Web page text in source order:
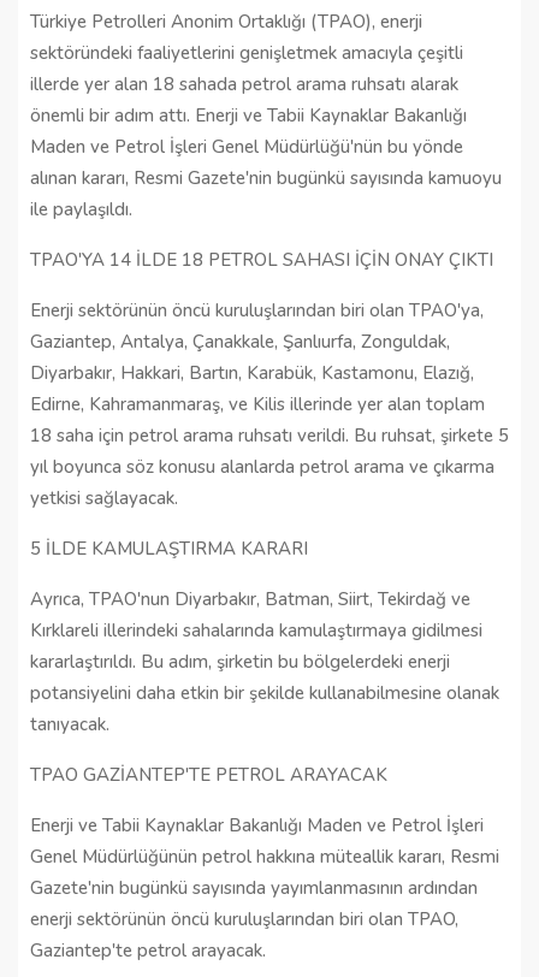
Türkiye Petrolleri Anonim Ortaklığı (TPAO), enerji
sektöründeki faaliyetlerini genişletmek amacıyla çeşitli
illerde yer alan 18 sahada petrol arama ruhsatı alarak
önemli bir adım attı. Enerji ve Tabii Kaynaklar Bakanlığı
Maden ve Petrol İşleri Genel Müdürlüğü'nün bu yönde
alınan kararı, Resmi Gazete'nin bugünkü sayısında kamuoyu
ile paylaşıldı.
TPAO'YA 14 İLDE 18 PETROL SAHASI İÇİN ONAY ÇIKTI
Enerji sektörünün öncü kuruluşlarından biri olan TPAO'ya,
Gaziantep, Antalya, Çanakkale, Şanlıurfa, Zonguldak,
Diyarbakır, Hakkari, Bartın, Karabük, Kastamonu, Elazığ,
Edirne, Kahramanmaraş, ve Kilis illerinde yer alan toplam
18 saha için petrol arama ruhsatı verildi. Bu ruhsat, şirkete 5
yıl boyunca söz konusu alanlarda petrol arama ve çıkarma
yetkisi sağlayacak.
5 İLDE KAMULAŞTIRMA KARARI
Ayrıca, TPAO'nun Diyarbakır, Batman, Siirt, Tekirdağ ve
Kırklareli illerindeki sahalarında kamulaştırmaya gidilmesi
kararlaştırıldı. Bu adım, şirketin bu bölgelerdeki enerji
potansiyelini daha etkin bir şekilde kullanabilmesine olanak
tanıyacak.
TPAO GAZİANTEP'TE PETROL ARAYACAK
Enerji ve Tabii Kaynaklar Bakanlığı Maden ve Petrol İşleri
Genel Müdürlüğünün petrol hakkına müteallik kararı, Resmi
Gazete'nin bugünkü sayısında yayımlanmasının ardından
enerji sektörünün öncü kuruluşlarından biri olan TPAO,
Gaziantep'te petrol arayacak.